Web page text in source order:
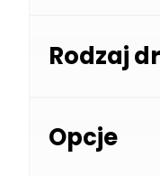
Rodzaj
Opcje